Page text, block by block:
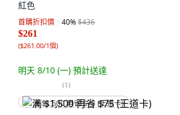
紅色
首購折扣價 40%$436
$261
($261.00/1個)
明天 8/10 (一) 預計送達
(1)
满 $1,500 再省 $75 (王道卡)